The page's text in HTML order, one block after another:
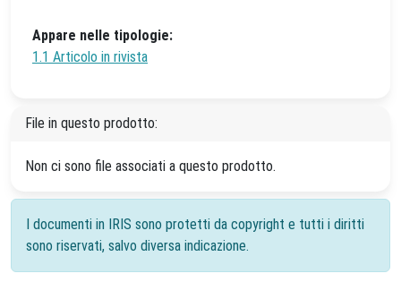
Appare nelle tipologie:
1.1 Articolo in rivista
File in questo prodotto:
Non ci sono file associati a questo prodotto.
I documenti in IRIS sono protetti da copyright e tutti i diritti
sono riservati, salvo diversa indicazione.